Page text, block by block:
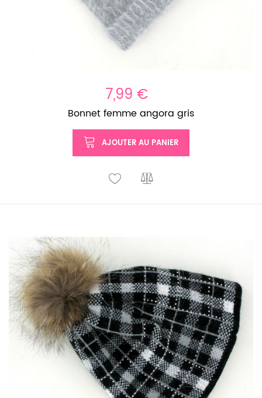
7,99 €
Bonnet femme angora gris
AJOUTER AU PANIER